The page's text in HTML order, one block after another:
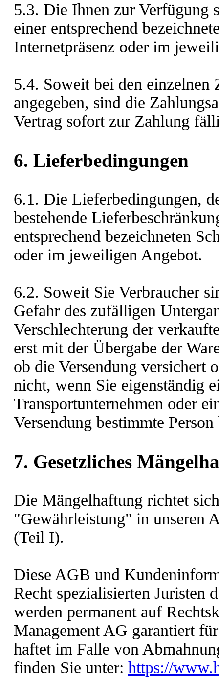
5.3. Die Ihnen zur Verfügung
einer entsprechend
Internetpräsenz oder im
5.4. Soweit bei den einzelnen
angegeben, sind die
Vertrag sofort zur Zahlung
6. Lieferbedingungen
6.1. Die Lieferbedingungen,
bestehende
entsprechend bezeichneten
oder im jeweiligen Angebot.
6.2. Soweit Sie Verbraucher
Gefahr des zufälligen
Verschlechterung der
erst mit der Übergabe der
ob die Versendung versichert
nicht, wenn Sie eigenständig
Transportunternehmen oder
Versendung bestimmte
7. Gesetzliches
Die Mängelhaftung richtet
"Gewährleistung" in unseren
(Teil I).
Diese AGB und
Recht spezialisierten Juristen
werden permanent auf
Management AG garantiert
haftet im Falle von
finden Sie unter: https://